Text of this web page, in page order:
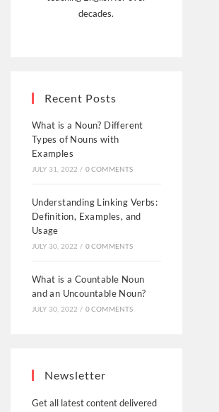
decades.
Recent Posts
What is a Noun? Different
Types of Nouns with
Examples
JULY 31, 2022 / 0 COMMENTS
Understanding Linking Verbs:
Definition, Examples, and
Usage
JULY 30, 2022 / 0 COMMENTS
What is a Countable Noun
and an Uncountable Noun?
JULY 30, 2022 / 0 COMMENTS
Newsletter
Get all latest content delivered